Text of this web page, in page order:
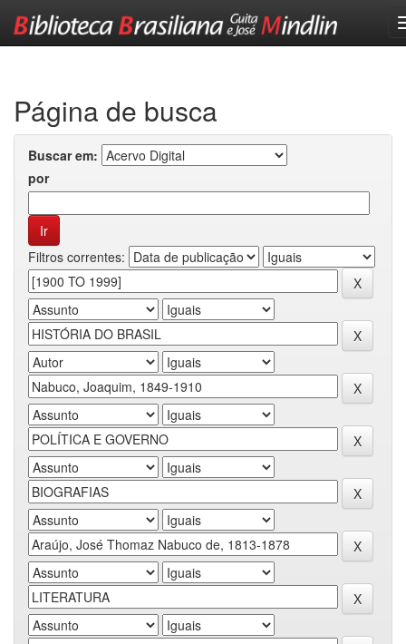
Página de busca
Buscar em:
por
Filtros correntes: